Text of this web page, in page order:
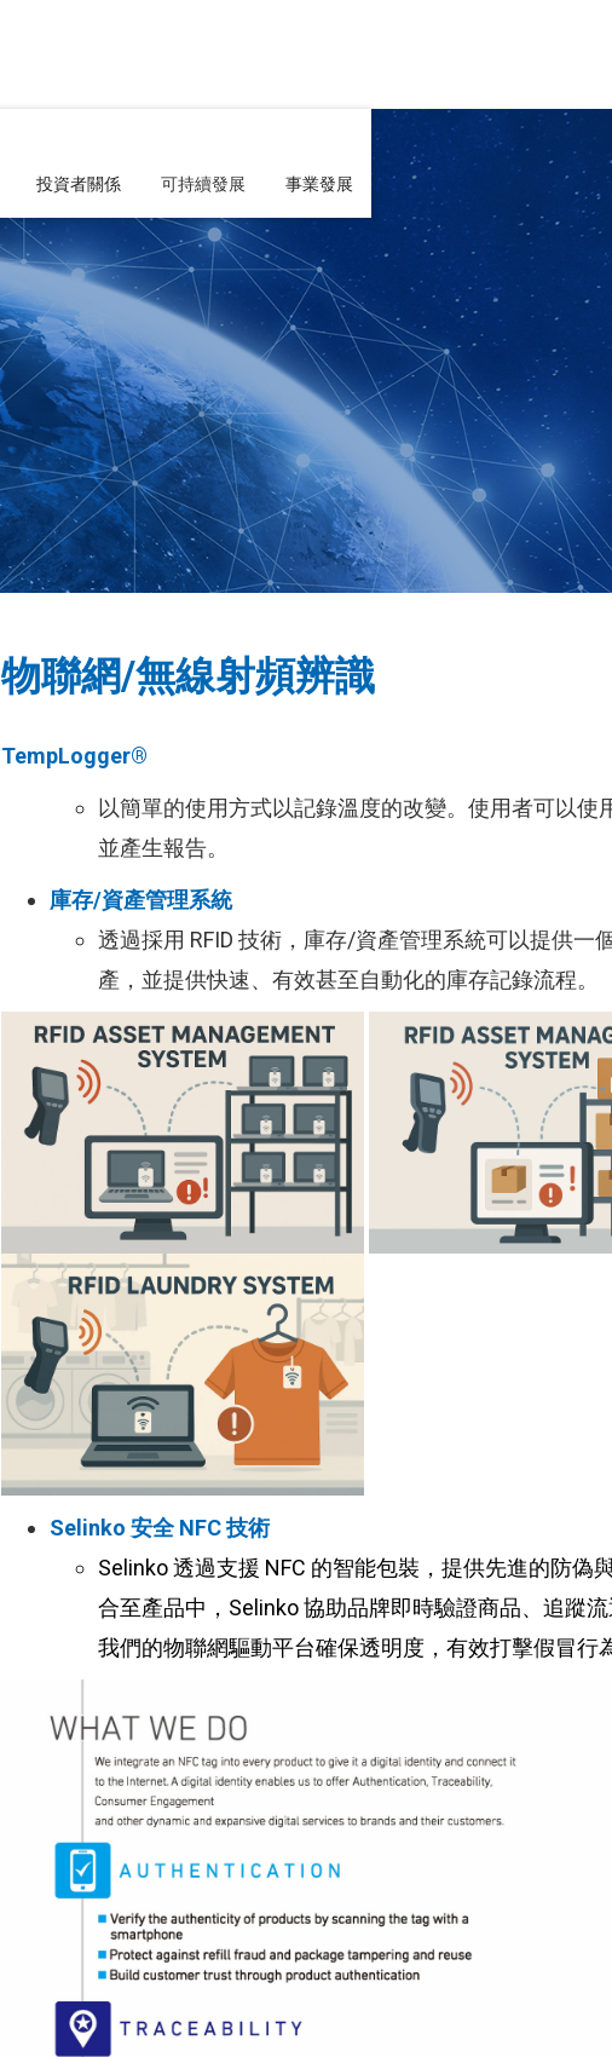
投資者關係 可持續發展 事業發展
物聯網/無線射頻辨識
TempLogger®
以簡單的使用方式以記錄溫度的改變。使用者可以
並產生報告。
庫存/資產管理系統
透過採用 RFID 技術，庫存/資產管理系統可以提供
產，並提供快速、有效甚至自動化的庫存記錄流程。
Selinko 安全 NFC 技術
Selinko 透過支援 NFC 的智能包裝，提供先進的防
合至產品中，Selinko 協助品牌即時驗證商品、追蹤
我們的物聯網驅動平台確保透明度，有效打擊假冒行